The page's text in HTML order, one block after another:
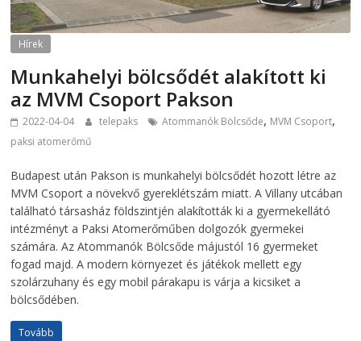
Hírek
Munkahelyi bölcsődét alakított ki
az MVM Csoport Pakson
2022-04-04 telepaks Atommanók Bölcsőde, MVM Csoport,
paksi atomerőmű
Budapest után Pakson is munkahelyi bölcsődét hozott létre az
MVM Csoport a növekvő gyereklétszám miatt. A Villany utcában
található társasház földszintjén alakították ki a gyermekellátó
intézményt a Paksi Atomerőműben dolgozók gyermekei
számára. Az Atommanók Bölcsőde májustól 16 gyermeket
fogad majd. A modern környezet és játékok mellett egy
szolárzuhany és egy mobil párakapu is várja a kicsiket a
bölcsődében.
Tovább